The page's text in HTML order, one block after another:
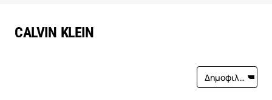
CALVIN KLEIN